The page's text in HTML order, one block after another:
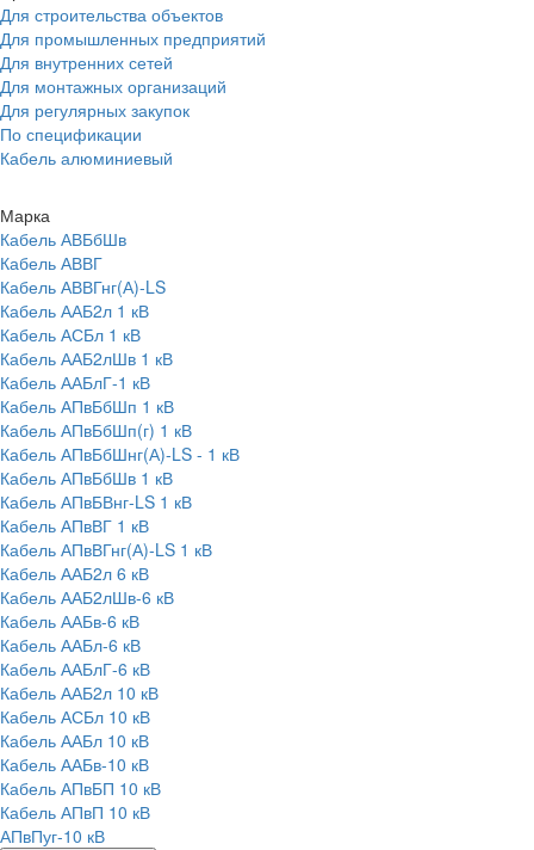
Для строительства объектов
Для промышленных предприятий
Для внутренних сетей
Для монтажных организаций
Для регулярных закупок
По спецификации
Кабель алюминиевый
Марка
Кабель АВБбШв
Кабель АВВГ
Кабель АВВГнг(А)-LS
Кабель ААБ2л 1 кВ
Кабель АСБл 1 кВ
Кабель ААБ2лШв 1 кВ
Кабель ААБлГ-1 кВ
Кабель АПвБбШп 1 кВ
Кабель АПвБбШп(г) 1 кВ
Кабель АПвБбШнг(А)-LS - 1 кВ
Кабель АПвБбШв 1 кВ
Кабель АПвБВнг-LS 1 кВ
Кабель АПвВГ 1 кВ
Кабель АПвВГнг(А)-LS 1 кВ
Кабель ААБ2л 6 кВ
Кабель ААБ2лШв-6 кВ
Кабель ААБв-6 кВ
Кабель ААБл-6 кВ
Кабель ААБлГ-6 кВ
Кабель ААБ2л 10 кВ
Кабель АСБл 10 кВ
Кабель ААБл 10 кВ
Кабель ААБв-10 кВ
Кабель АПвБП 10 кВ
Кабель АПвП 10 кВ
АПвПуг-10 кВ